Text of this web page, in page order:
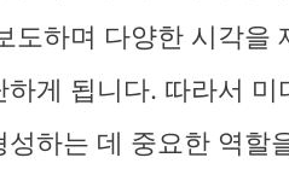
도하며 다양한 시각을
게 됩니다. 따라서
하는 데 중요한 역할